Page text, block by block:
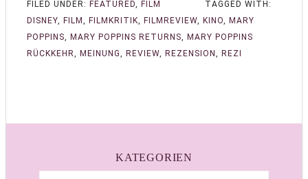
FILED UNDER: FEATURED, FILM
TAGGED WITH:
DISNEY, FILM , FILMKRITIK, FILMREVIEW, KINO, MARY
POPPINS, MARY POPPINS RETURNS, MARY POPPINS
RÜCKKEHR, MEINUNG, REVIEW, REZENSION , REZI
KATEGORIEN